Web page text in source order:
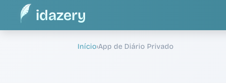
idazery
Início›App de Diário Privado